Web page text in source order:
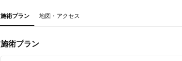
施術プラン 地図・アクセス
施術プラン